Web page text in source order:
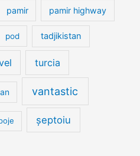
pamir pamir highway
pod tadjikistan
turcia
vantastic
șeptoiu